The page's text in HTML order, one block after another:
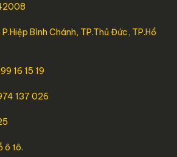
Bình Chánh, TP.Thủ Đức, TP.Hồ
16 15 19
137 026
ô tô.